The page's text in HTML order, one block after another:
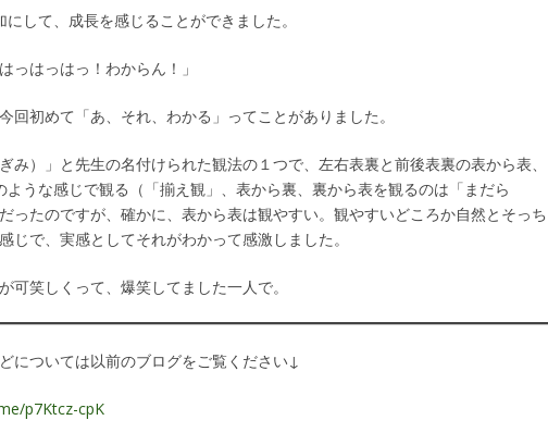
して、成長を感じることができました。
っはっはっ！わからん！」
回初めて「あ、それ、わかる」ってことがありました。
み）」と先生の名付けられた観法の１つで、左右表裏と前後表裏の表から表、
ような感じで観る（「揃え観」、表から裏、裏から表を観るのは「まだら
ったのですが、確かに、表から表は観やすい。観やすいどころか自然とそっち
じで、実感としてそれがわかって感激しました。
可笑しくって、爆笑してました一人で。
については以前のブログをご覧ください↓
p7Ktcz-cpK